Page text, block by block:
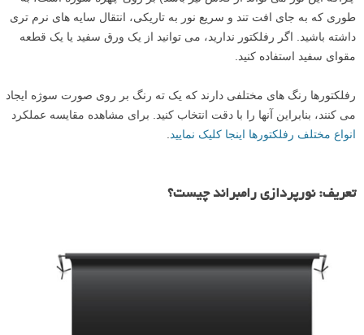
طوری که به جای افت تند و سریع نور به تاریکی، انتقال سایه های نرم تری
داشته باشید. اگر رفلکتور ندارید، می توانید از یک ورق سفید یا یک قطعه
مقوای سفید استفاده کنید.
رفلکتورها رنگ های مختلفی دارند که یک ته رنگ بر روی صورت سوژه ایجاد
می کنند، بنابراین آنها را با دقت انتخاب کنید. برای مشاهده مقایسه عملکرد
انواع مختلف رفلکتورها اینجا کلیک نمایید
تعریف: نورپردازی رامبراند چیست؟